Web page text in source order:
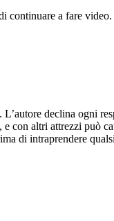
continuare a fare
declina ogni
con altri attrezzi può
di intraprendere